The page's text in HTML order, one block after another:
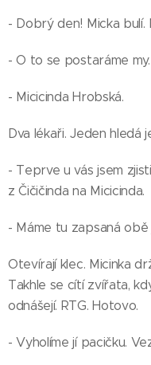
- Dobrý den! Micka
- O to se postaráme
- Micicinda Hrobská.
Dva lékaři. Jeden hledá
- Teprve u vás jsem
z Čičičinda na Micicinda.
- Máme tu zapsaná obě
Otevírají klec. Micinka
Takhle se cítí zvířata,
odnášejí. RTG. Hotovo.
- Vyholíme jí pacičku.